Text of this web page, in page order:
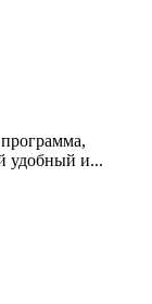
удобный и...